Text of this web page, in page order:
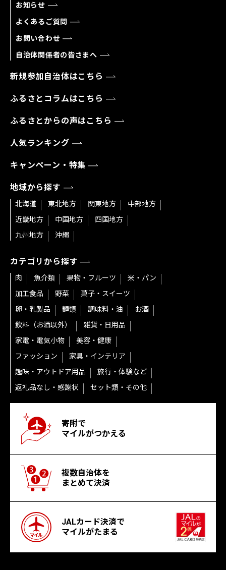
お知らせ
よくあるご質問
お問い合わせ
自治体関係者の皆さまへ
新規参加自治体はこちら
ふるさとコラムはこちら
ふるさとからの声はこちら
人気ランキング
キャンペーン・特集
地域から探す
北海道 東北地方 関東地方
中部地方
近畿地方
中国地方
四国地方
九州地方
沖縄
カテゴリから探す
肉 魚介類 果物・フルーツ
米・パン
加工食品
野菜
菓子・スイーツ
卵・乳製品
麺類 調味料・油
お酒
飲料（お酒以外）
雑貨・日用品
家電・電気小物
美容・健康
ファッション
家具・インテリア
趣味・アウトドア用品
旅行・体験など
返礼品なし・感謝状
セット類・その他
寄附で
マイルがつかえる
複数自治体を
まとめて決済
JALカード決済で
マイルがたまる